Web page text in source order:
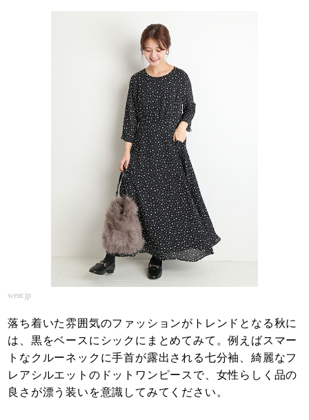
wear.jp
落ち着いた雰囲気のファッションがトレンドとなる秋に
は、黒をベースにシックにまとめてみて。例えばスマー
トなクルーネックに手首が露出される七分袖、綺麗なフ
レアシルエットのドットワンピースで、女性らしく品の
良さが漂う装いを意識してみてください。